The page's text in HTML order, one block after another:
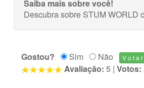
Saiba mais sobre você!
Descubra sobre STUM WORLD
Gostou? Sim
Não
Avaliação: 5 | Votos: